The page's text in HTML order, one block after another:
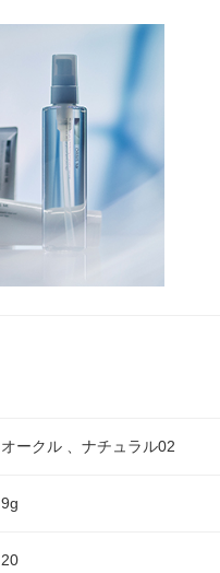
オークル 、ナチュラル02
9g
20